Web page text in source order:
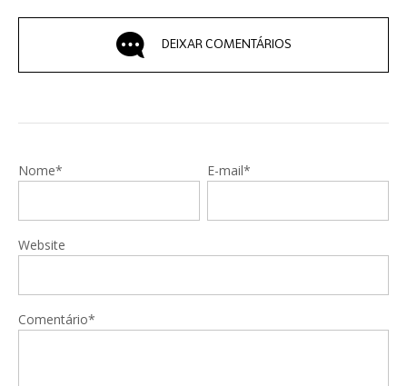
DEIXAR COMENTÁRIOS
Nome* E-mail*
Website
Comentário*